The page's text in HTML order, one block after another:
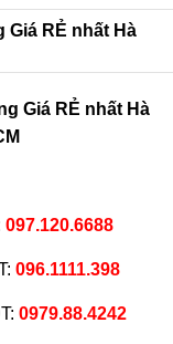
Giá RẺ nhất Hà
Giá RẺ nhất Hà
097.120.6688
096.1111.398
0979.88.4242